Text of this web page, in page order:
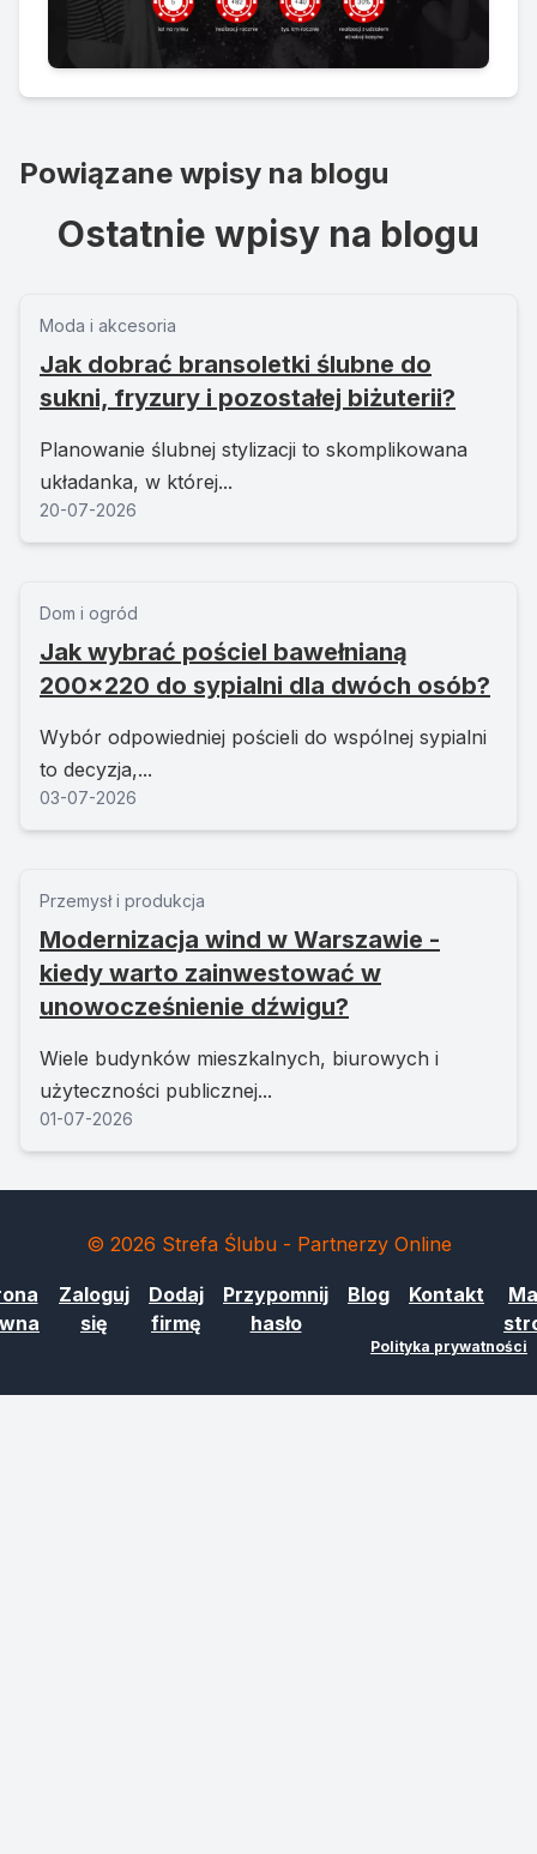
Powiązane wpisy na blogu
Ostatnie wpisy na blogu
Moda i akcesoria
Jak dobrać bransoletki ślubne do
sukni, fryzury i pozostałej biżuterii?
Planowanie ślubnej stylizacji to skomplikowana
układanka, w której...
20-07-2026
Dom i ogród
Jak wybrać pościel bawełnianą
200x220 do sypialni dla dwóch osób?
Wybór odpowiedniej pościeli do wspólnej sypialni
to decyzja,...
03-07-2026
Przemysł i produkcja
Modernizacja wind w Warszawie -
kiedy warto zainwestować w
unowocześnienie dźwigu?
Wiele budynków mieszkalnych, biurowych i
użyteczności publicznej...
01-07-2026
© 2026 Strefa Ślubu - Partnerzy Online
Zaloguj
się
Dodaj
firmę
Przypomnij
hasło
Blog Kontakt
Polityka prywatności